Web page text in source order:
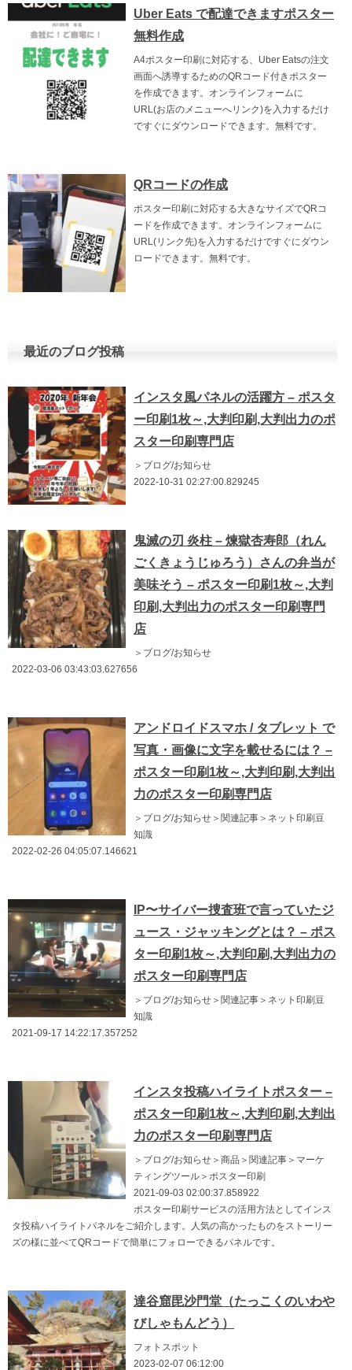
Uber Eats で配達できますポスター
無料作成
A4ポスター印刷に対応する、Uber Eatsの注文
画面へ誘導するためのQRコード付きポスター
を作成できます。オンラインフォームに
URL(お店のメニューへリンク)を入力するだけ
ですぐにダウンロードできます。無料です。
QRコードの作成
ポスター印刷に対応する大きなサイズでQRコ
ードを作成できます。オンラインフォームに
URL(リンク先)を入力するだけですぐにダウン
ロードできます。無料です。
最近のブログ投稿
インスタ風パネルの活躍方 – ポスタ
ー印刷1枚～,大判印刷,大判出力のポ
スター印刷専門店
＞ブログ/お知らせ
2022-10-31 02:27:00.829245
鬼滅の刃 炎柱 – 煉獄杏寿郎（れん
ごくきょうじゅろう）さんの弁当が
美味そう – ポスター印刷1枚～,大判
印刷,大判出力のポスター印刷専門
店
＞ブログ/お知らせ
2022-03-06 03:43:03.627656
アンドロイドスマホ / タブレット で
写真・画像に文字を載せるには？ –
ポスター印刷1枚～,大判印刷,大判出
力のポスター印刷専門店
＞ブログ/お知らせ＞関連記事＞ネット印刷豆
知識
2022-02-26 04:05:07.146621
IP〜サイバー捜査班で言っていたジ
ュース・ジャッキングとは？ – ポス
ター印刷1枚～,大判印刷,大判出力の
ポスター印刷専門店
＞ブログ/お知らせ＞関連記事＞ネット印刷豆
知識
2021-09-17 14:22:17.357252
インスタ投稿ハイライトポスター –
ポスター印刷1枚～,大判印刷,大判出
力のポスター印刷専門店
＞ブログ/お知らせ＞商品＞関連記事＞マーケ
ティングツール＞ポスター印刷
2021-09-03 02:00:37.858922
ポスター印刷サービスの活用方法としてインス
タ投稿ハイライトパネルをご紹介します。人気の高かったものをストーリー
ズの様に並べてQRコードで簡単にフォローできるパネルです。
達谷窟毘沙門堂（たっこくのいわや
びしゃもんどう）
フォトスポット
2023-02-07 06:12:00